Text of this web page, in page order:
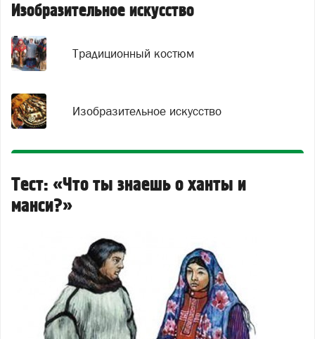
Изобразительное искусство
Традиционный костюм
Изобразительное искусство
Тест: «Что ты знаешь о ханты и
манси?»